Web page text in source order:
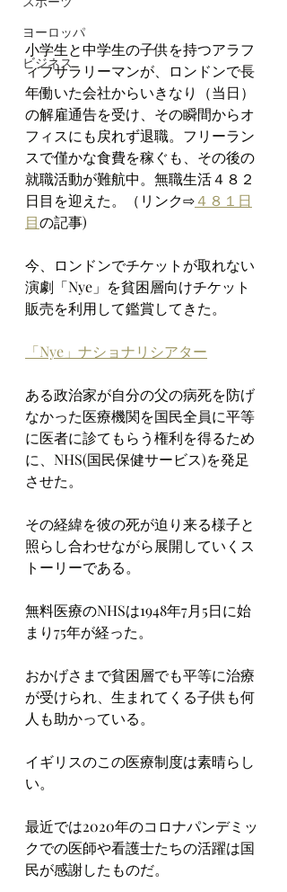
ヨーロッパ
ビジネス
小学生と中学生の子供を持つアラフ
ィフサラリーマンが、ロンドンで長
年働いた会社からいきなり（当日）
の解雇通告を受け、その瞬間からオ
フィスにも戻れず退職。フリーラン
スで僅かな食費を稼ぐも、その後の
就職活動が難航中。無職生活４８２
日目を迎えた。（リンク⇨４８１日
目の記事)
今、ロンドンでチケットが取れない
演劇「Nye」を貧困層向けチケット
販売を利用して鑑賞してきた。
「Nye」ナショナリシアター
ある政治家が自分の父の病死を防げ
なかった医療機関を国民全員に平等
に医者に診てもらう権利を得るため
に、NHS(国民保健サービス)を発足
させた。
その経緯を彼の死が迫り来る様子と
照らし合わせながら展開していくス
トーリーである。
無料医療のNHSは1948年7月5日に始
まり75年が経った。
おかげさまで貧困層でも平等に治療
が受けられ、生まれてくる子供も何
人も助かっている。
イギリスのこの医療制度は素晴らし
い。
最近では2020年のコロナパンデミッ
クでの医師や看護士たちの活躍は国
民が感謝したものだ。